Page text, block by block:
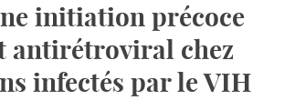
initiation précoce
antirétroviral chez
infectés par le VIH